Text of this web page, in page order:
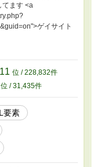
てます <a
ゲイサイト
位 / 228,832件
位 / 31,435件
要素